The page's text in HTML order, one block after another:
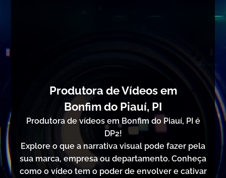
Produtora de Vídeos em
Bonfim do Piauí, PI
Produtora de vídeos em Bonfim do Piauí, PI é
DP2!
Explore o que a narrativa visual pode fazer pela
sua marca, empresa ou departamento. Conheça
como o vídeo tem o poder de envolver e cativar